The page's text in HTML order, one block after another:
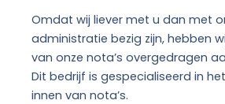
Omdat wij liever met u dan met
administratie bezig zijn, hebben
van onze nota’s overgedragen
Dit bedrijf is gespecialiseerd in
innen van nota’s.